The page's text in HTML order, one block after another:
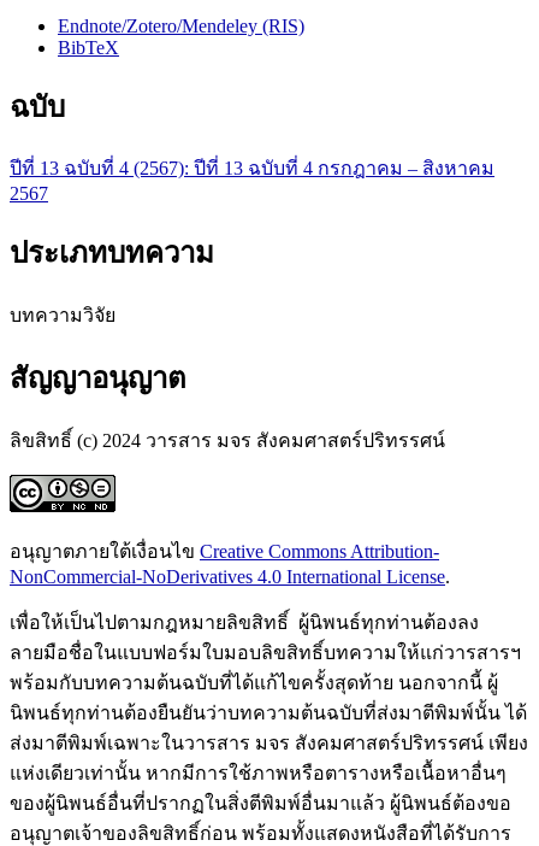
Endnote/Zotero/Mendeley (RIS)
BibTeX
ฉบับ
ปีที่ 13 ฉบับที่ 4 (2567): ปีที่ 13 ฉบับที่ 4 กรกฎาคม – สิงหาคม
2567
ประเภทบทความ
บทความวิจัย
สัญญาอนุญาต
ลิขสิทธิ์ (c) 2024 วารสาร มจร สังคมศาสตร์ปริทรรศน์
อนุญาตภายใต้เงื่อนไข Creative Commons Attribution-
NonCommercial-NoDerivatives 4.0 International License.
เพื่อให้เป็นไปตามกฎหมายลิขสิทธิ์ ผู้นิพนธ์ทุกท่านต้องลง
ลายมือชื่อในแบบฟอร์มใบมอบลิขสิทธิ์บทความให้แก่วารสารฯ
พร้อมกับบทความต้นฉบับที่ได้แก้ไขครั้งสุดท้าย นอกจากนี้ ผู้
นิพนธ์ทุกท่านต้องยืนยันว่าบทความต้นฉบับที่ส่งมาตีพิมพ์นั้น ได้
ส่งมาตีพิมพ์เฉพาะในวารสาร มจร สังคมศาสตร์ปริทรรศน์ เพียง
แห่งเดียวเท่านั้น หากมีการใช้ภาพหรือตารางหรือเนื้อหาอื่นๆ
ของผู้นิพนธ์อื่นที่ปรากฏในสิ่งตีพิมพ์อื่นมาแล้ว ผู้นิพนธ์ต้องขอ
อนุญาตเจ้าของลิขสิทธิ์ก่อน พร้อมทั้งแสดงหนังสือที่ได้รับการ